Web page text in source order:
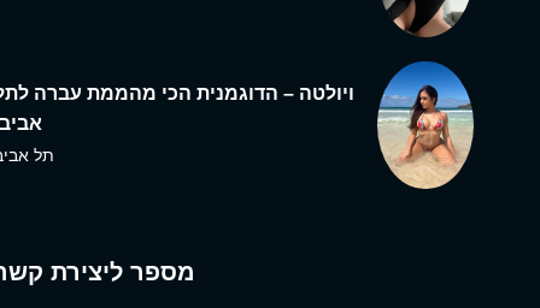
ויולטה – הדוגמנית הכי מהממת עברה
תל
מספר ליצירת